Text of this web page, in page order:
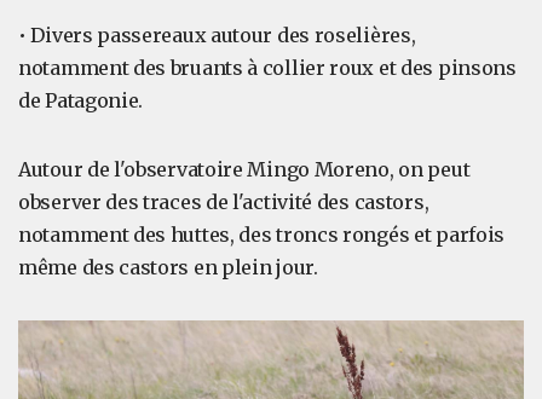
• Divers passereaux autour des roselières,
notamment des bruants à collier roux et des pinsons
de Patagonie.
Autour de l'observatoire Mingo Moreno, on peut
observer des traces de l'activité des castors,
notamment des huttes, des troncs rongés et parfois
même des castors en plein jour.